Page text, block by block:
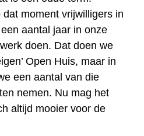
moment vrijwilligers in
aantal jaar in onze
doen. Dat doen we
Open Huis, maar in
een aantal van die
nemen. Nu mag het
altijd mooier voor de